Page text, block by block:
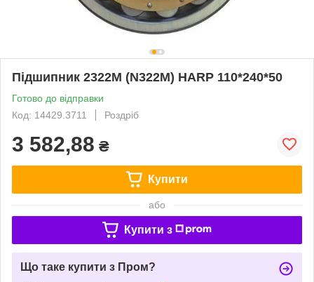
Підшипник 2322М (N322M) HARP 110*240*50
Готово до відправки
Код: 14429.3711
Роздріб
3 582,88 ₴
Купити
або
Купити з
Що таке купити з Пром?